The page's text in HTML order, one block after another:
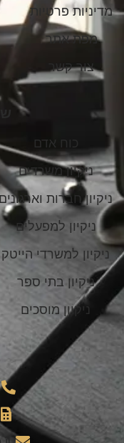
מדיניות פרטיות
מפת אתר
צור קשר
כוח אדם
ניקיון משרדים
ניקיון חברות וארגונים
ניקיון למפעלים
ניקיון למשרדי הייטק
ניקיון בתי ספר
ניקיון מוסכים